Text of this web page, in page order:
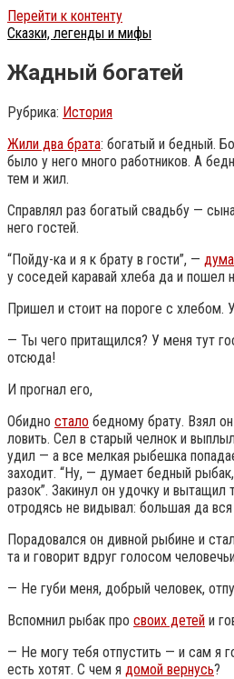
Перейти к контенту
Сказки, легенды и мифы
Жадный богатей
Рубрика: История
Жили два брата: богатый и бедный.
было у него много работников. А
тем и жил.
Справлял раз богатый свадьбу —
него гостей.
“Пойду-ка и я к брату в гости”, —
у соседей каравай хлеба да и пошел
Пришел и стоит на пороге с хлебом.
— Ты чего притащился? У меня тут
отсюда!
И прогнал его,
Обидно стало бедному брату. Взял
ловить. Сел в старый челнок и
удил — а все мелкая рыбешка
заходит. “Ну, — думает бедный
разок”. Закинул он удочку и вытащил
отродясь не видывал: большая да
Порадовался он дивной рыбине и
та и говорит вдруг голосом
— Не губи меня, добрый человек,
Вспомнил рыбак про своих детей и
— Не могу тебя отпустить — и сам я
есть хотят. С чем я домой вернусь?